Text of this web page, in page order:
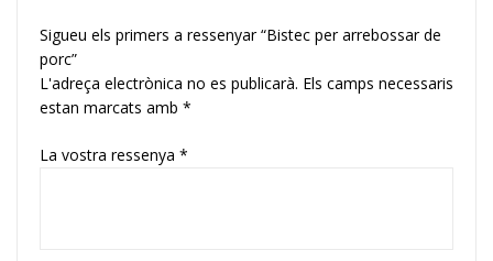
Sigueu els primers a ressenyar “Bistec per arrebossar de
porc”
L'adreça electrònica no es publicarà. Els camps necessaris
estan marcats amb *
La vostra ressenya *